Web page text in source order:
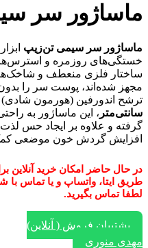
ماساژور سر
ماساژور سر سیمی تن‌زیپ
خستگی‌های روزمره و
ساختار فلزی منعطف و
مجهز شده‌اند، پوست سر را
ترشح اندورفین (هورمون شادی)
سانتی‌متر ، این ماساژور به
گرفته و علاوه بر ایجاد حس
افزایش گردش خون موضعی
در حال حاضر امکان خرید آنلاین
لطفا تماس بگیرید.
پشتیبان فروش ( آنلاین)
مهدی منوری